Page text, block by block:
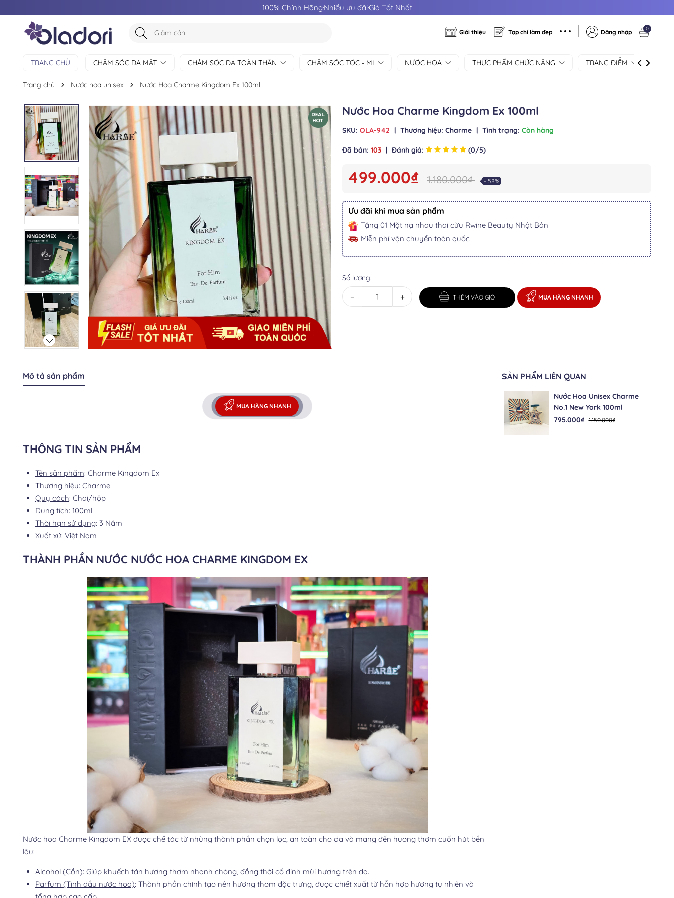
100% Chính HãngNhiều ưu đãiGiá Tốt Nhất
Giới thiệu Tạp chí làm đẹp Đăng nhập 0
TRANG CHỦ CHĂM SÓC DA MẶT CHĂM SÓC DA TOÀN THÂN CHĂM SÓC TÓC - MI NƯỚC HOA THỰC PHẨM CHỨC NĂNG TRANG ĐIỂM
Trang chủ Nước hoa unisex Nước Hoa Charme Kingdom Ex 100ml
Nước Hoa Charme Kingdom Ex 100ml
SKU: OLA-942 | Thương hiệu: Charme | Tình trạng: Còn hàng
Đã bán: 103 | Đánh giá: (0/5)
499.000₫ 1.180.000₫ - 58%
Ưu đãi khi mua sản phẩm
Tặng 01 Mặt nạ nhau thai cừu Rwine Beauty Nhật Bản
Miễn phí vận chuyển toàn quốc
Số lượng:
− + THÊM VÀO GIỎ MUA HÀNG NHANH
Mô tả sản phẩm
MUA HÀNG NHANH
THÔNG TIN SẢN PHẨM
Tên sản phẩm: Charme Kingdom Ex
Thương hiệu: Charme
Quy cách: Chai/hộp
Dung tích: 100ml
Thời hạn sử dụng: 3 Năm
Xuất xứ: Việt Nam
THÀNH PHẦN NƯỚC NƯỚC HOA CHARME KINGDOM EX
Nước hoa Charme Kingdom EX được chế tác từ những thành phần chọn lọc, an toàn cho da và mang đến hương thơm cuốn hút bền
lâu:
Alcohol (Cồn): Giúp khuếch tán hương thơm nhanh chóng, đồng thời cố định mùi hương trên da.
Parfum (Tinh dầu nước hoa): Thành phần chính tạo nên hương thơm đặc trưng, được chiết xuất từ hỗn hợp hương tự nhiên và
SẢN PHẨM LIÊN QUAN
Nước Hoa Unisex Charme
No.1 New York 100ml
795.000₫ 1.150.000₫